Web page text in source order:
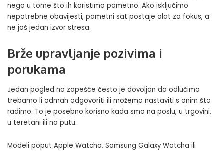
nego u tome što ih koristimo pametno. Ako isključimo
nepotrebne obavijesti, pametni sat postaje alat za fokus, a
ne još jedan izvor stresa.
Brže upravljanje pozivima i
porukama
Jedan pogled na zapešće često je dovoljan da odlučimo
trebamo li odmah odgovoriti ili možemo nastaviti s onim što
radimo. To je posebno korisno kada smo na poslu, u trgovini,
u teretani ili na putu.
Modeli poput Apple Watcha, Samsung Galaxy Watcha ili